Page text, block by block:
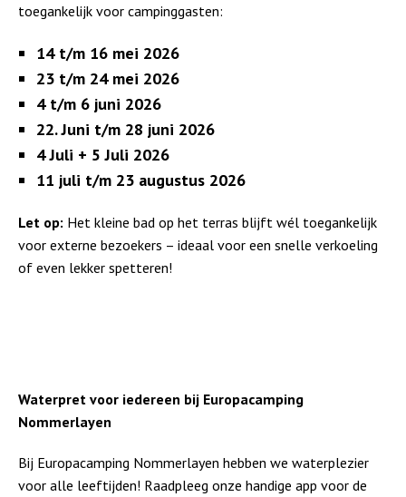
toegankelijk voor campinggasten:
14 t/m 16 mei 2026
23 t/m 24 mei 2026
4 t/m 6 juni 2026
22. Juni t/m 28 juni 2026
4 Juli + 5 Juli 2026
11 juli t/m 23 augustus 2026
Let op: Het kleine bad op het terras blijft wél toegankelijk
voor externe bezoekers – ideaal voor een snelle verkoeling
of even lekker spetteren!
Waterpret voor iedereen bij Europacamping
Nommerlayen
Bij Europacamping Nommerlayen hebben we waterplezier
voor alle leeftijden! Raadpleeg onze handige app voor de